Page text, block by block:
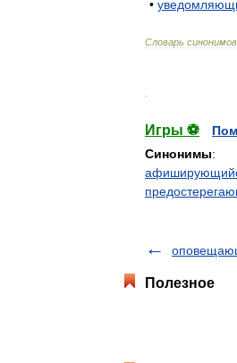
•
Словарь синонимов
Игры ⚽
Синонимы:
Полезное